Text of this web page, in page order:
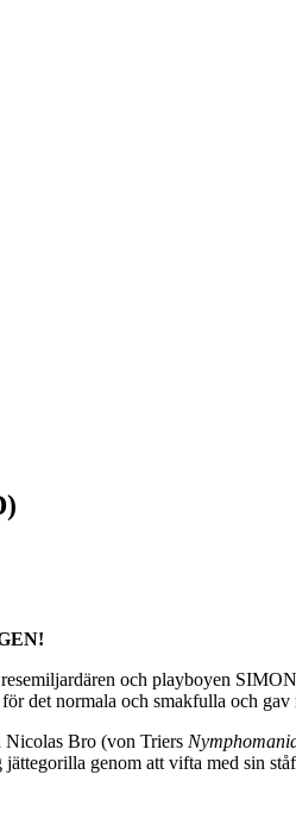
och playboyen
det normala och smakfulla och
Nicolas Bro (von Triers
genom att vifta med sin